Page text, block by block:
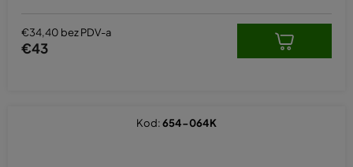
€34,40 bez PDV-a
€43
Kod:654-064K